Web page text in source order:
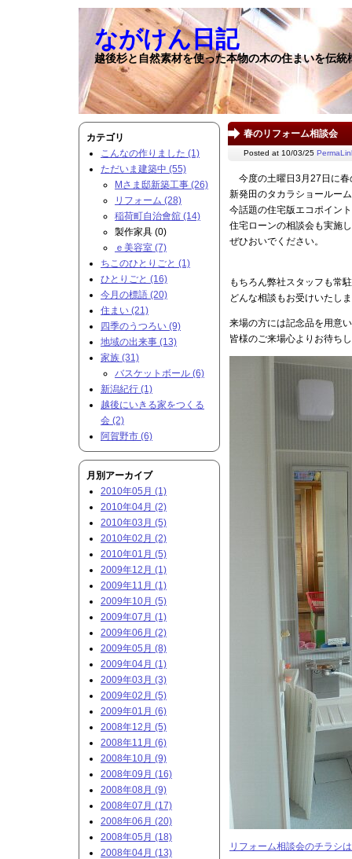
ながけん日記
越後杉と自然素材を使った本物の木の住まいを伝
春のリフォーム相談会
Posted at 10/03/25
今度の土曜日3月27日に春
新発田のタカラショールー
今話題の住宅版エコポイン
住宅ローンの相談会も実施
ぜひおいでください。
もちろん弊社スタッフも常
どんな相談もお受けいたし
来場の方には記念品を用意
皆様のご来場心よりお待ち
リフォーム相談会のチラシ
カテゴリ
こんなの作りました (1)
ただいま建築中 (55)
Mさま邸新築工事 (26)
リフォーム (28)
稲荷町自治會舘 (14)
製作家具 (0)
ｅ美容室 (7)
ちこのひとりごと (1)
ひとりごと (16)
今月の標語 (20)
住まい (21)
四季のうつろい (9)
地域の出来事 (13)
家族 (31)
バスケットボール (6)
新潟紀行 (1)
越後にいきる家をつくる
会 (2)
阿賀野市 (6)
月別アーカイブ
2010年05月 (1)
2010年04月 (2)
2010年03月 (5)
2010年02月 (2)
2010年01月 (5)
2009年12月 (1)
2009年11月 (1)
2009年10月 (5)
2009年07月 (1)
2009年06月 (2)
2009年05月 (8)
2009年04月 (1)
2009年03月 (3)
2009年02月 (5)
2009年01月 (6)
2008年12月 (5)
2008年11月 (6)
2008年10月 (9)
2008年09月 (16)
2008年08月 (9)
2008年07月 (17)
2008年06月 (20)
2008年05月 (18)
2008年04月 (13)